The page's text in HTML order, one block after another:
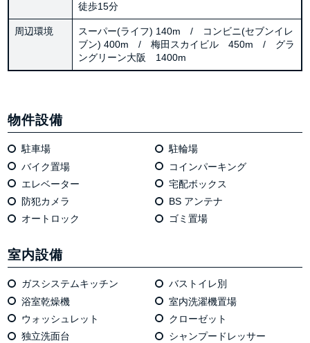
徒歩15分
周辺環境
スーパー(ライフ) 140m / コンビニ(セブンイレ
ブン) 400m / 梅田スカイビル 450m / グラ
ングリーン大阪 1400m
物件設備
駐車場
駐輪場
バイク置場
コインパーキング
エレベーター
宅配ボックス
防犯カメラ
BS アンテナ
オートロック
ゴミ置場
室内設備
ガスシステムキッチン
バストイレ別
浴室乾燥機
室内洗濯機置場
ウォッシュレット
クローゼット
独⽴洗⾯台
シャンプードレッサー